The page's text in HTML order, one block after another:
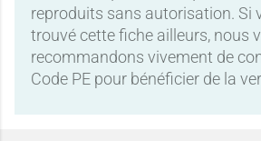
reproduits sans autorisation. Si
trouvé cette fiche ailleurs, nous
recommandons vivement de
Code PE pour bénéficier de la